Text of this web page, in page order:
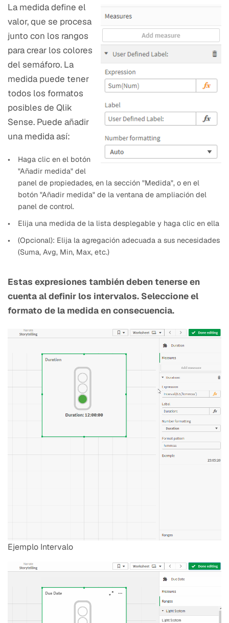
La medida define el
valor, que se procesa
junto con los rangos
para crear los colores
del semáforo. La
medida puede tener
todos los formatos
posibles de Qlik
Sense. Puede añadir
una medida así:
Haga clic en el botón
"Añadir medida" del
panel de propiedades, en la sección "Medida", o en el
botón "Añadir medida" de la ventana de ampliación del
panel de control.
Elija una medida de la lista desplegable y haga clic en ella
(Opcional): Elija la agregación adecuada a sus necesidades
(Suma, Avg, Min, Max, etc.)
Estas expresiones también deben tenerse en
cuenta al definir los intervalos. Seleccione el
formato de la medida en consecuencia.
Ejemplo Intervalo